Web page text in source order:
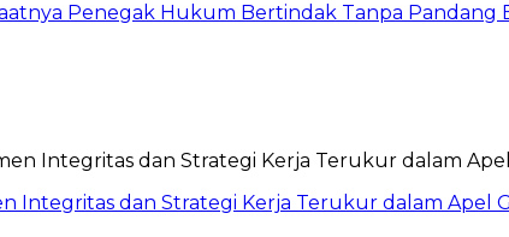
Penegak Hukum Bertindak Tanpa Pandang
Integritas dan Strategi Kerja Terukur dalam Apel